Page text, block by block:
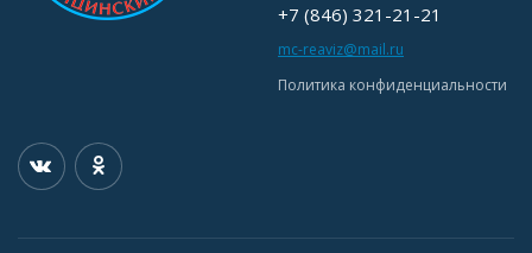
+7 (846) 321-21-21
mc-reaviz@mail.ru
Политика конфиденциальности